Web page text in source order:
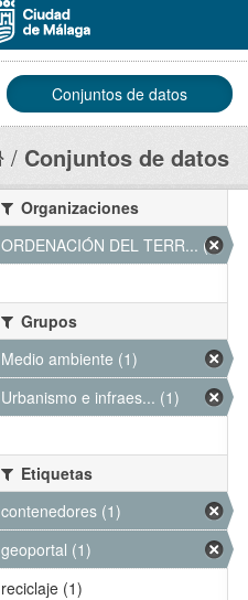
Conjuntos de datos
Conjuntos de datos
Organizaciones
ORDENACIÓN DEL TERR... (1)
Grupos
Medio ambiente (1)
Urbanismo e infraes... (1)
Etiquetas
contenedores (1)
geoportal (1)
reciclaje (1)